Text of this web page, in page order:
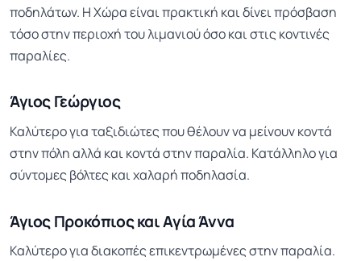
ποδηλάτων. Η Χώρα είναι πρακτική και δίνει πρόσβαση
τόσο στην περιοχή του λιμανιού όσο και στις κοντινές
παραλίες.
Άγιος Γεώργιος
Καλύτερο για ταξιδιώτες που θέλουν να μείνουν κοντά
στην πόλη αλλά και κοντά στην παραλία. Κατάλληλο για
σύντομες βόλτες και χαλαρή ποδηλασία.
Άγιος Προκόπιος και Αγία Άννα
Καλύτερο για διακοπές επικεντρωμένες στην παραλία.